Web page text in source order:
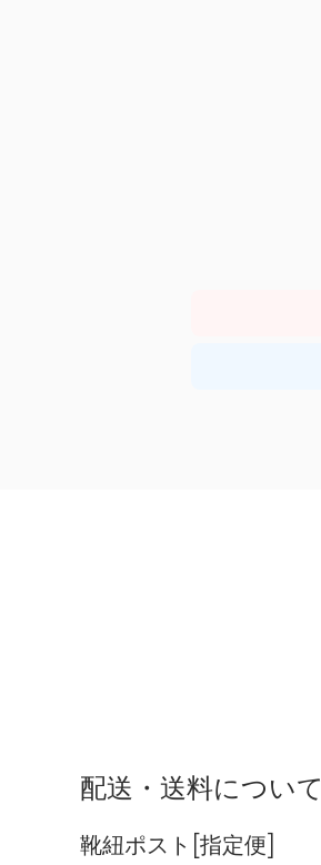
配送・送料について
靴紐ポスト[指定便]